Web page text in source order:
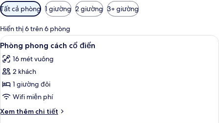
Bộ
lọc
có
thể
dùng
để
lọc
tìm
phòng
Tất cả phòng 1 giường 2 giường 3+ giường
Hiển thị 6 trên 6 phòng
Xem
tất
cả
ảnh
Phòng
phong
cách
cổ
Phòng phong cách cổ điển |
4
Phòng phong cách cổ điển
16 mét vuông
2 khách
1 giường đôi
Wifi miễn phí
Xem thêm chi tiết
Chi